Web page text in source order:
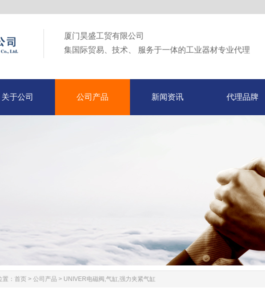
厦门昊盛工贸有限公司
集国际贸易、技术、 服务于一体的工业器材专业代理
关于公司 公司产品 新闻资讯 代理品牌
： 首页 > 公司产品 > UNIVER电磁阀,气缸,强力夹紧气缸